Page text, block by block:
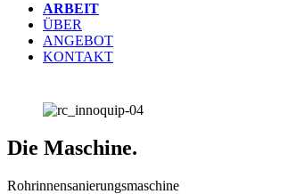
ARBEIT
ÜBER
ANGEBOT
KONTAKT
Die Maschine.
Rohrinnensanierungsmaschine